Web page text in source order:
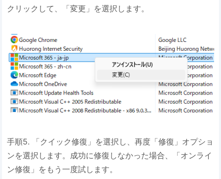
クリックして、「変更」を選択します。
手順5. 「クイック修復」を選択し、再度「修復」オプショ
ンを選択します。成功に修復しなかった場合、「オンライ
ン修復」をもう一度試します。